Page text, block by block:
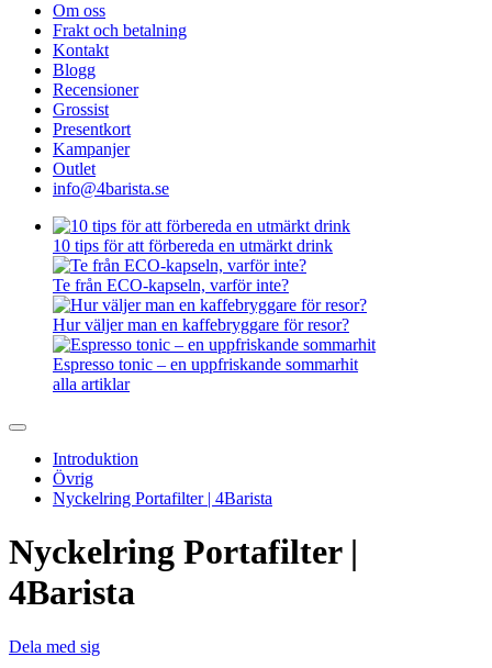
Om oss
Frakt och betalning
Kontakt
Blogg
Recensioner
Grossist
Presentkort
Kampanjer
Outlet
info@4barista.se
10 tips för att förbereda en utmärkt drink
Te från ECO-kapseln, varför inte?
Hur väljer man en kaffebryggare för resor?
Espresso tonic – en uppfriskande sommarhit
alla artiklar
Introduktion
Övrig
Nyckelring Portafilter | 4Barista
Nyckelring Portafilter |
4Barista
Dela med sig